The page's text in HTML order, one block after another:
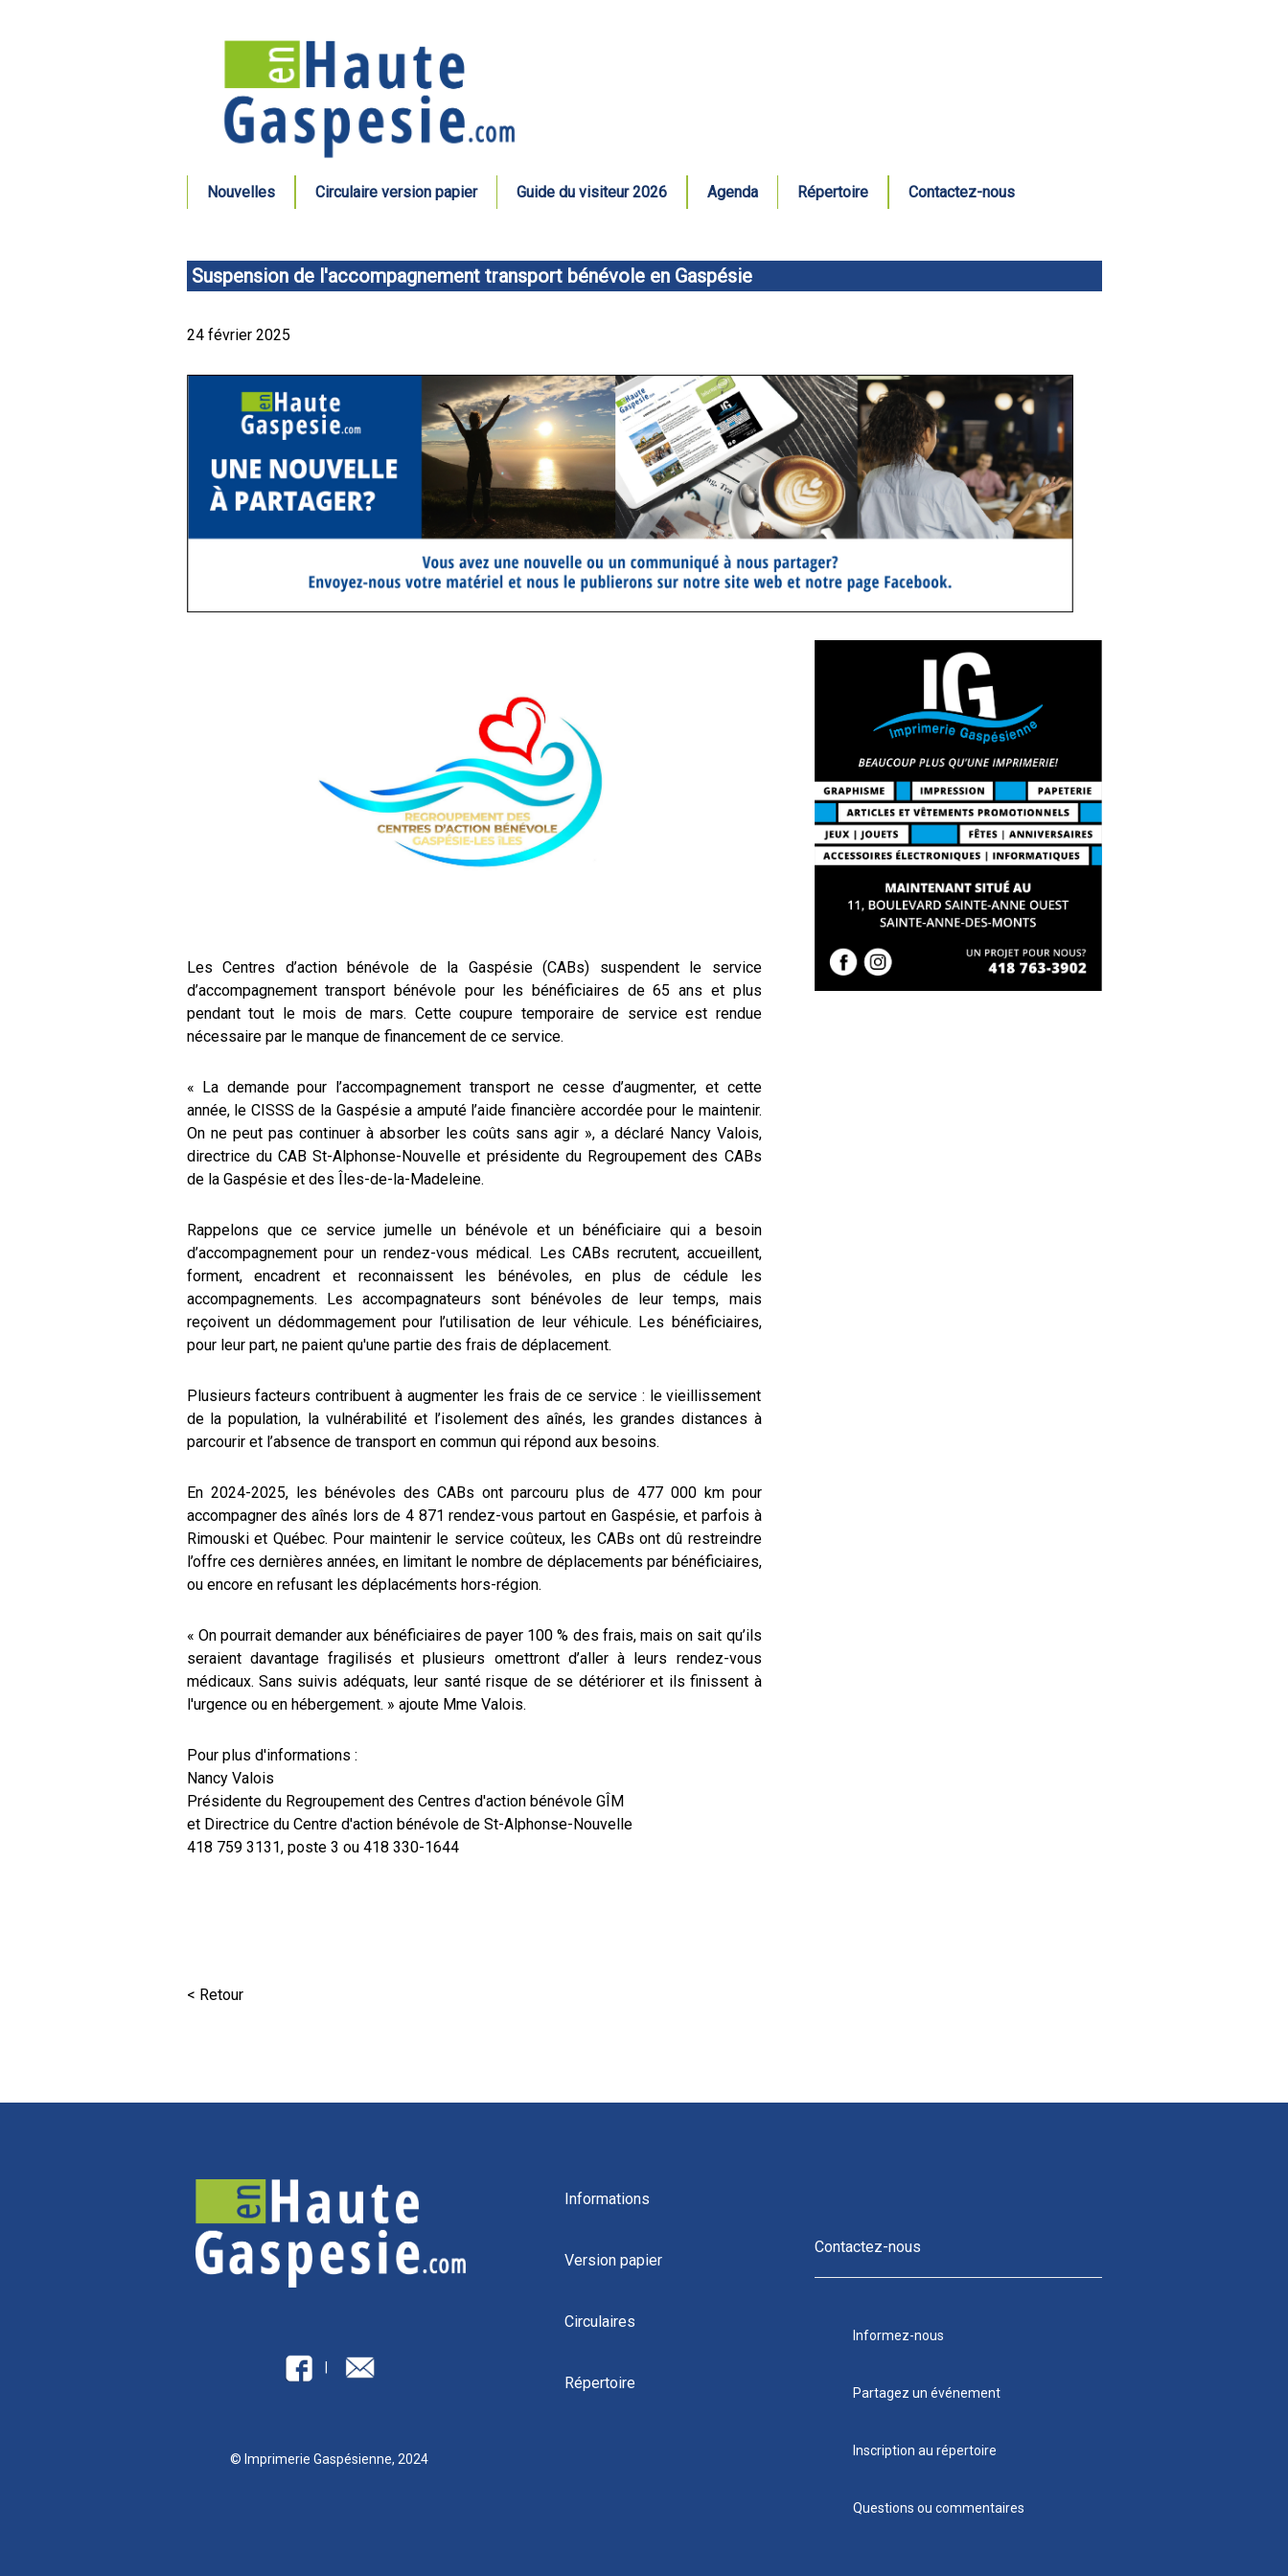
Nouvelles Circulaire version papier Guide du visiteur 2026 Agenda Répertoire Contactez-nous
Suspension de l'accompagnement transport bénévole en Gaspésie
24 février 2025
Les Centres d’action bénévole de la Gaspésie (CABs) suspendent le service
d’accompagnement transport bénévole pour les bénéficiaires de 65 ans et plus
pendant tout le mois de mars. Cette coupure temporaire de service est rendue
nécessaire par le manque de financement de ce service.
« La demande pour l’accompagnement transport ne cesse d’augmenter, et cette
année, le CISSS de la Gaspésie a amputé l’aide financière accordée pour le maintenir.
On ne peut pas continuer à absorber les coûts sans agir », a déclaré Nancy Valois,
directrice du CAB St-Alphonse-Nouvelle et présidente du Regroupement des CABs
de la Gaspésie et des Îles-de-la-Madeleine.
Rappelons que ce service jumelle un bénévole et un bénéficiaire qui a besoin
d’accompagnement pour un rendez-vous médical. Les CABs recrutent, accueillent,
forment, encadrent et reconnaissent les bénévoles, en plus de cédule les
accompagnements. Les accompagnateurs sont bénévoles de leur temps, mais
reçoivent un dédommagement pour l’utilisation de leur véhicule. Les bénéficiaires,
pour leur part, ne paient qu'une partie des frais de déplacement.
Plusieurs facteurs contribuent à augmenter les frais de ce service : le vieillissement
de la population, la vulnérabilité et l’isolement des aînés, les grandes distances à
parcourir et l’absence de transport en commun qui répond aux besoins.
En 2024-2025, les bénévoles des CABs ont parcouru plus de 477 000 km pour
accompagner des aînés lors de 4 871 rendez-vous partout en Gaspésie, et parfois à
Rimouski et Québec. Pour maintenir le service coûteux, les CABs ont dû restreindre
l’offre ces dernières années, en limitant le nombre de déplacements par bénéficiaires,
ou encore en refusant les déplacéments hors-région.
« On pourrait demander aux bénéficiaires de payer 100 % des frais, mais on sait qu’ils
seraient davantage fragilisés et plusieurs omettront d’aller à leurs rendez-vous
médicaux. Sans suivis adéquats, leur santé risque de se détériorer et ils finissent à
l'urgence ou en hébergement. » ajoute Mme Valois.
Pour plus d'informations :
Nancy Valois
Présidente du Regroupement des Centres d'action bénévole GÎM
et Directrice du Centre d'action bénévole de St-Alphonse-Nouvelle
418 759 3131, poste 3 ou 418 330-1644
< Retour
© Imprimerie Gaspésienne, 2024
Informations
Version papier
Circulaires
Répertoire
Contactez-nous
Informez-nous
Partagez un événement
Inscription au répertoire
Questions ou commentaires